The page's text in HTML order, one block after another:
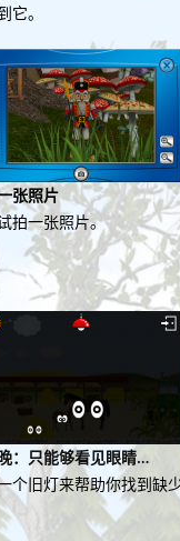
它。
张照片
拍一张照片。
：只能够看见眼睛…
个旧灯来帮助你找到缺